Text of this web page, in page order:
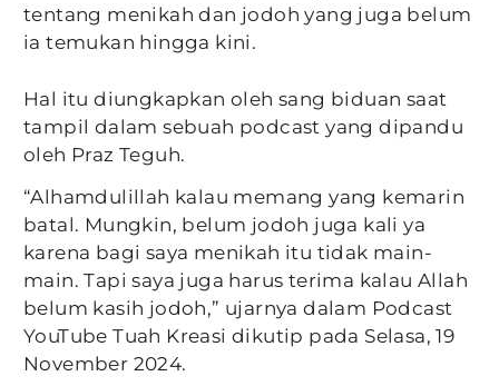
tentang menikah dan jodoh yang juga belum
ia temukan hingga kini.
Hal itu diungkapkan oleh sang biduan saat
tampil dalam sebuah podcast yang dipandu
oleh Praz Teguh.
“Alhamdulillah kalau memang yang kemarin
batal. Mungkin, belum jodoh juga kali ya
karena bagi saya menikah itu tidak main-
main. Tapi saya juga harus terima kalau Allah
belum kasih jodoh,” ujarnya dalam Podcast
YouTube Tuah Kreasi dikutip pada Selasa, 19
November 2024.